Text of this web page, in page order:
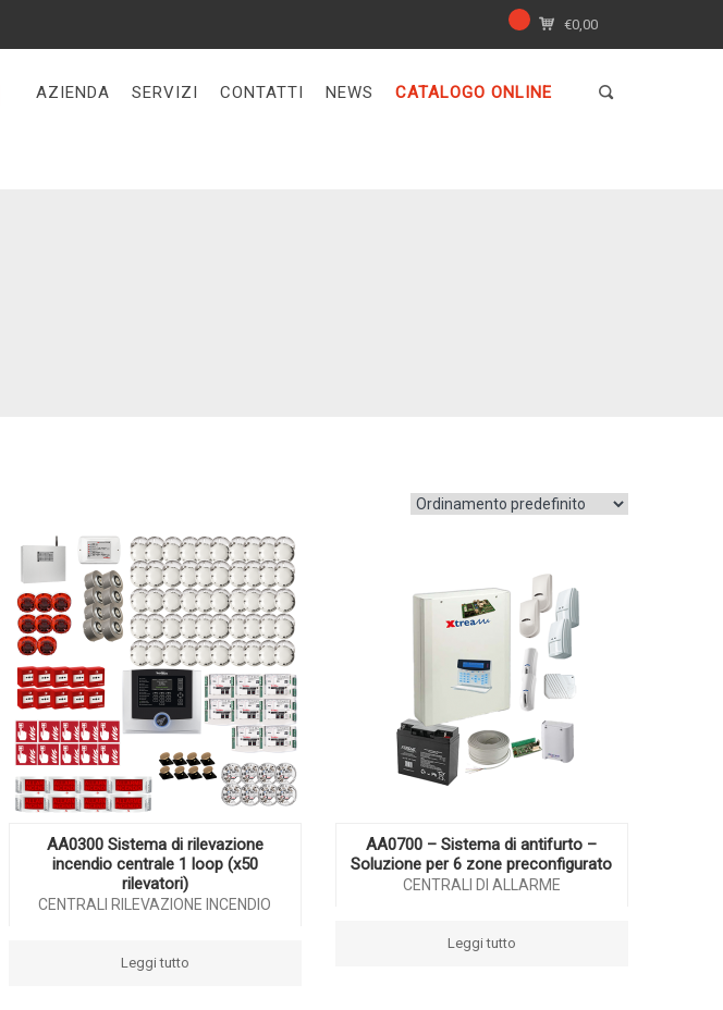
€0,00
AZIENDA SERVIZI CONTATTI NEWS CATALOGO ONLINE
AA0300 Sistema di rilevazione
incendio centrale 1 loop (x50
rilevatori)
CENTRALI RILEVAZIONE INCENDIO
Leggi tutto
AA0700 – Sistema di antifurto –
Soluzione per 6 zone preconfigurato
CENTRALI DI ALLARME
Leggi tutto